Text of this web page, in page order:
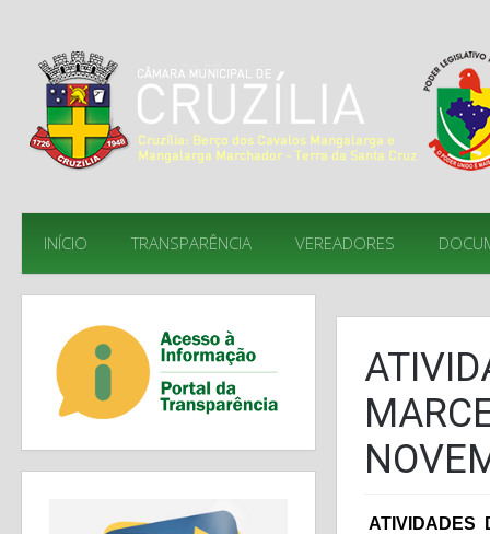
INÍCIO TRANSPARÊNCIA VEREADORES
ATIVIDADES